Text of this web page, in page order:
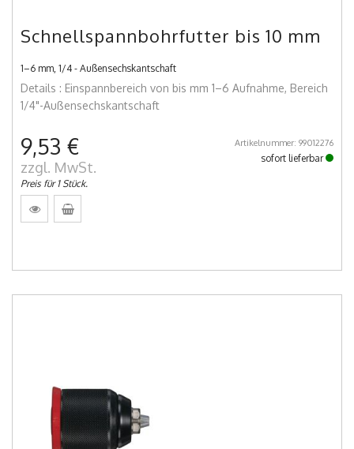
Schnellspannbohrfutter bis 10 mm
1–6 mm, 1/4 - Außensechskantschaft
Details : Einspannbereich von bis mm 1–6 Aufnahme, Bereich
1/4"-Außensechskantschaft
9,53 €
zzgl. MwSt.
Preis für 1 Stück.
Artikelnummer: 99012276
sofort lieferbar